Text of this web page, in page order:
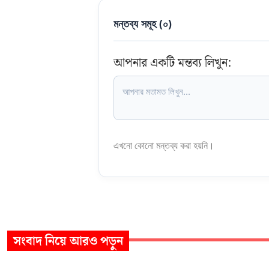
মন্তব্য সমূহ (০)
আপনার একটি মন্তব্য লিখুন:
এখনো কোনো মন্তব্য করা হয়নি।
সংবাদনিয়ে আরও পড়ুন